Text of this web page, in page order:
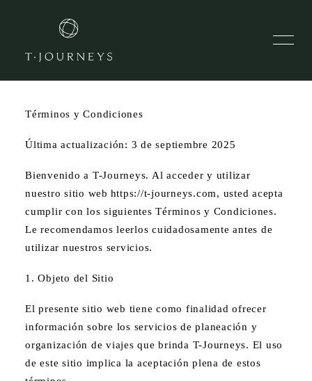
¿POR QUÉ VIAJAMOS?
EQUIPO
¿CÓMO TRABAJAMOS?
NUESTRAS ALIANZAS
BLOG
ENGLISH
Términos y Condiciones
Última actualización: 3 de septiembre 2025
Bienvenido a T-Journeys. Al acceder y utilizar
nuestro sitio web https://t-journeys.com, usted acepta
cumplir con los siguientes Términos y Condiciones.
Le recomendamos leerlos cuidadosamente antes de
utilizar nuestros servicios.
1. Objeto del Sitio
El presente sitio web tiene como finalidad ofrecer
información sobre los servicios de planeación y
organización de viajes que brinda T-Journeys. El uso
de este sitio implica la aceptación plena de estos